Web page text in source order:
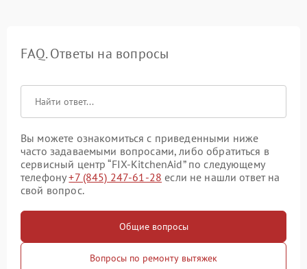
FAQ. Ответы на вопросы
Вы можете ознакомиться с приведенными ниже
часто задаваемыми вопросами, либо обратиться в
сервисный центр “FIX-KitchenAid” по следующему
телефону+7 (845) 247-61-28 если не нашли ответ на
свой вопрос.
Общие вопросы
Вопросы по ремонту вытяжек